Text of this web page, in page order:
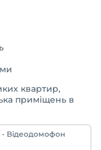
квартир,
приміщень в
- Відеодомофон